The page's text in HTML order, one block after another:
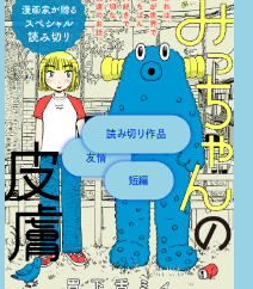
友情 読み切り作品
短編